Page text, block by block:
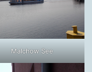
Malchow See